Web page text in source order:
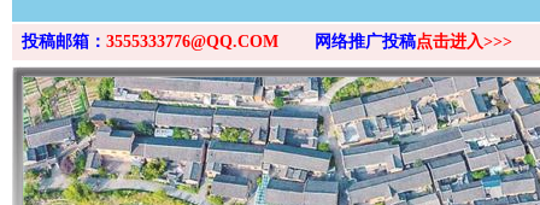
投稿邮箱： 3555333776@QQ.COM 网络推广投稿点击进入>>>